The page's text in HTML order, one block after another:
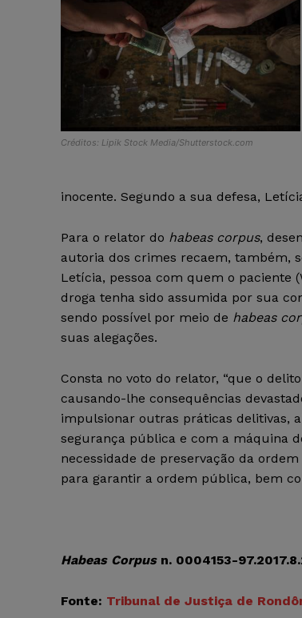
Créditos: Lipik Stock Media/Shutterstock.com
inocente. Segundo a sua defesa,
Para o relator do habeas corpus,
autoria dos crimes recaem, também,
Letícia, pessoa com quem o paciente
droga tenha sido assumida por sua
sendo possível por meio de habeas
suas alegações.
Consta no voto do relator, “que o
causando-lhe consequências
impulsionar outras práticas delitivas,
segurança pública e com a máquina
necessidade de preservação da
para garantir a ordem pública, bem
Habeas Corpusn. 0004153-
Fonte: Tribunal de Justiça de